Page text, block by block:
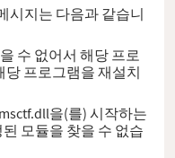
시지는 다음과 같습니
수 없어서 해당 프로
당 프로그램을 재설치
을(를) 시작하는
모듈을 찾을 수 없습